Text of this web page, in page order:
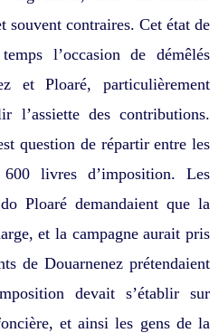
souvent contraires. Cet état de
l’occasion de démêlés
et Ploaré, particulièrement
l’assiette des contributions.
question de répartir entre les
livres d’imposition. Les
Ploaré demandaient que la
et la campagne aurait pris
de Douarnenez prétendaient
devait s’établir sur
et ainsi les gens de la